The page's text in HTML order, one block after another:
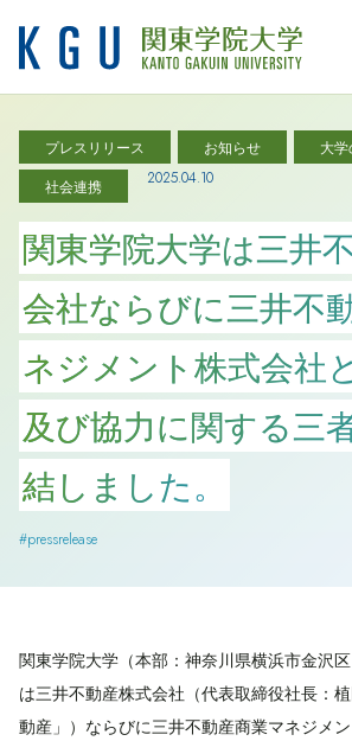
プレスリリース お知らせ
大
社会連携
2025.04.10
関東学院大学は三井
会社ならびに三井不
ネジメント株式会社
及び協力に関する三
結しました。
#pressrelease
関東学院大学（本部：神奈川県横浜市金沢
は三井不動産株式会社（代表取締役社長：
動産」）ならびに三井不動産商業マネジメ